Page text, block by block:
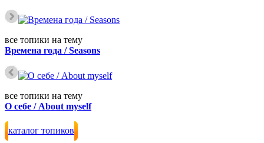
все топики на тему
Времена года / Seasons
все топики на тему
О себе / About myself
каталог топиков